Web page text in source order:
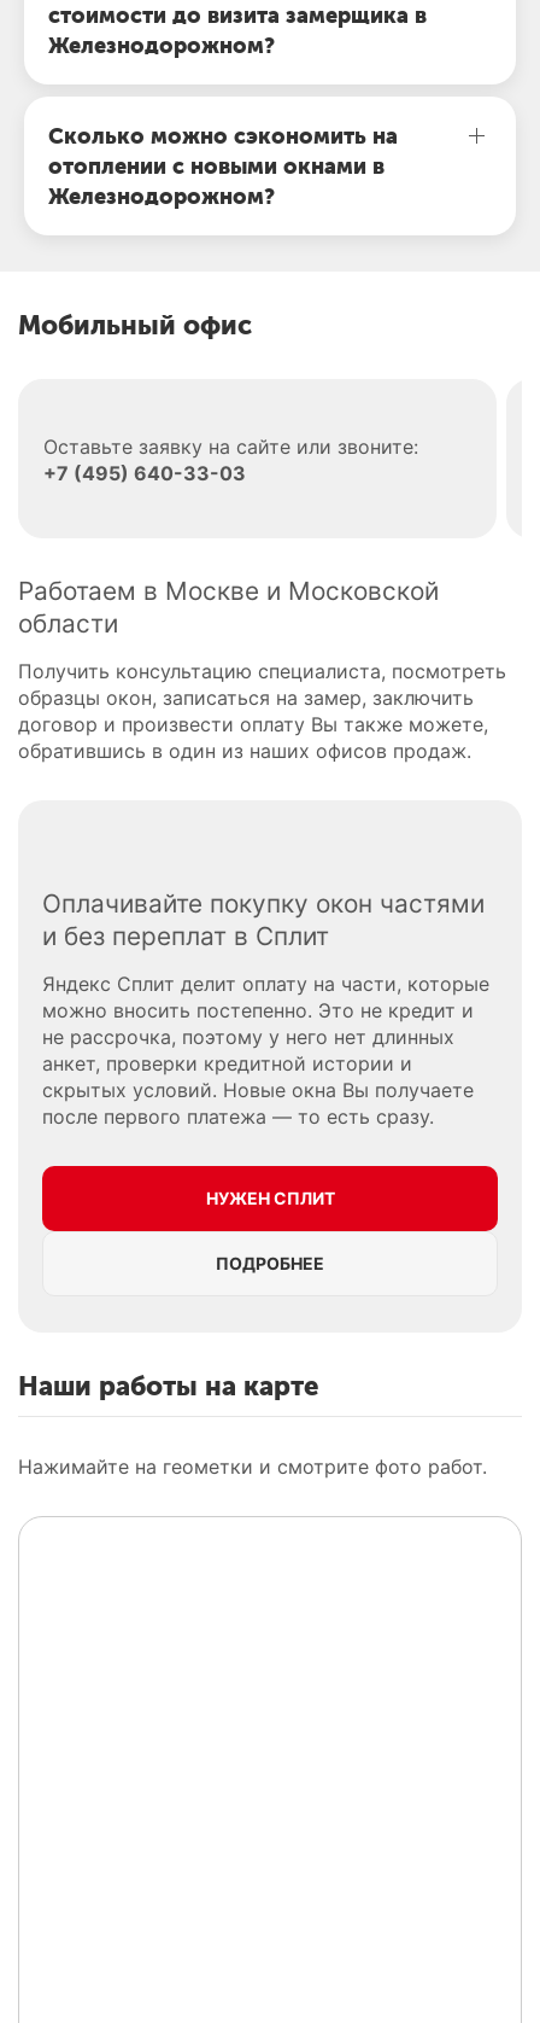
стоимости до визита замерщика в
Железнодорожном?
Сколько можно сэкономить на
отоплении с новыми окнами в
Железнодорожном?
Мобильный офис
Оставьте заявку на сайте или звоните:
+7 (495) 640-33-03
Работаем в Москве и Московской
области
Получить консультацию специалиста, посмотреть
образцы окон, записаться на замер, заключить
договор и произвести оплату Вы также можете,
обратившись в один из наших офисов продаж.
Оплачивайте покупку окон частями
и без переплат в Сплит
Яндекс Сплит делит оплату на части, которые
можно вносить постепенно. Это не кредит и
не рассрочка, поэтому у него нет длинных
анкет, проверки кредитной истории и
скрытых условий. Новые окна Вы получаете
после первого платежа — то есть сразу.
НУЖЕН СПЛИТ
ПОДРОБНЕЕ
Наши работы на карте
Нажимайте на геометки и смотрите фото работ.